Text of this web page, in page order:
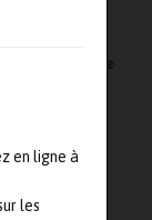
en ligne à
les
une nominée
de sedApta,
Awards (Prix